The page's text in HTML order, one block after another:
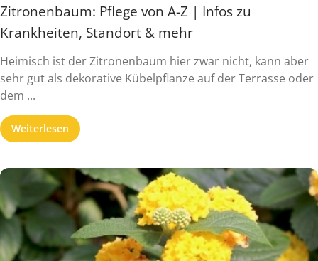
Zitronenbaum: Pflege von A-Z | Infos zu
Krankheiten, Standort & mehr
Heimisch ist der Zitronenbaum hier zwar nicht, kann aber
sehr gut als dekorative Kübelpflanze auf der Terrasse oder
dem ...
Weiterlesen